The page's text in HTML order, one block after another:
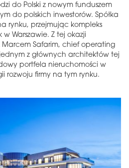
do Polski z nowym funduszem
do polskich inwestorów. Spółka
rynku, przejmując kompleks
w Warszawie. Z tej okazji
Marcem Safarim, chief operating
z głównych architektów tej
portfela nieruchomości w
rozwoju firmy na tym rynku.